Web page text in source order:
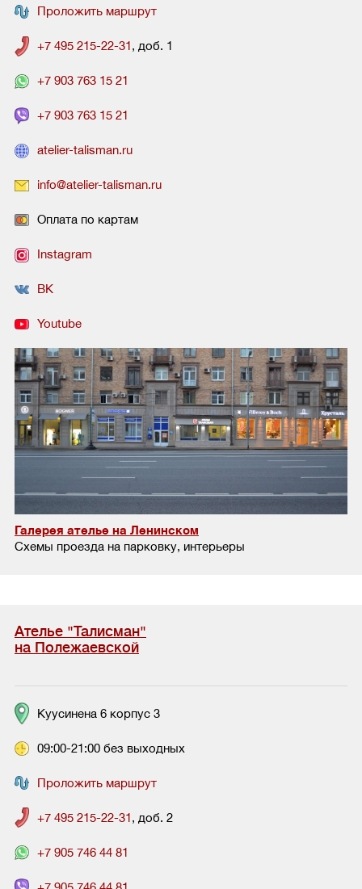
Проложить маршрут
+7 495 215-22-31, доб. 1
+7 903 763 15 21
+7 903 763 15 21
atelier-talisman.ru
info@atelier-talisman.ru
Оплата по картам
Instagram
ВК
Youtube
Галерея ателье на Ленинском
Схемы проезда на парковку, интерьеры
Ателье "Талисман"
на Полежаевской
Куусинена 6 корпус 3
09:00-21:00 без выходных
Проложить маршрут
+7 495 215-22-31, доб. 2
+7 905 746 44 81